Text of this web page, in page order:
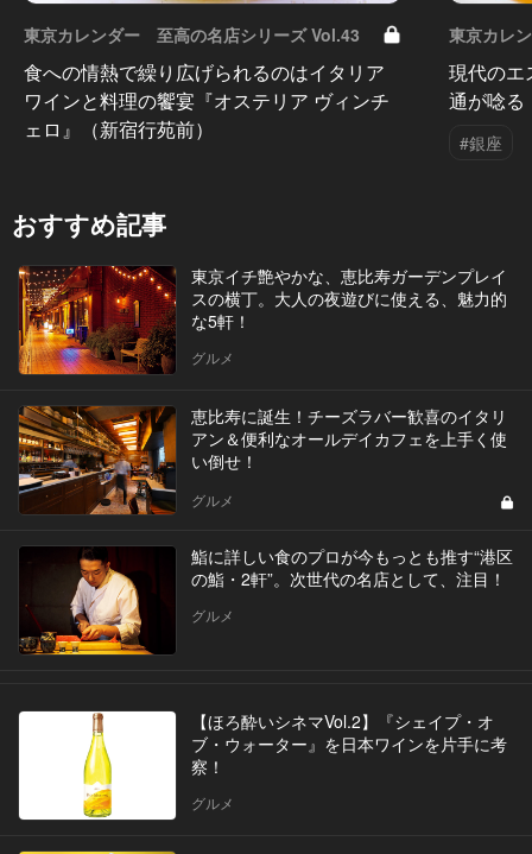
東京カレンダー 至高の名店シリーズ Vol.43
食への情熱で繰り広げられるのはイタリア
ワインと料理の饗宴『オステリア ヴィンチ
ェロ』（新宿行苑前）
東京カレ
現代のエ
通が唸る
#銀座
おすすめ記事
東京イチ艶やかな、恵比寿ガーデンプレイ
スの横丁。大人の夜遊びに使える、魅力的
な5軒！
グルメ
恵比寿に誕生！チーズラバー歓喜のイタリ
アン＆便利なオールデイカフェを上手く使
い倒せ！
グルメ
鮨に詳しい食のプロが今もっとも推す“港区
の鮨・2軒”。次世代の名店として、注目！
グルメ
【ほろ酔いシネマVol.2】『シェイプ・オ
ブ・ウォーター』を日本ワインを片手に考
察！
グルメ